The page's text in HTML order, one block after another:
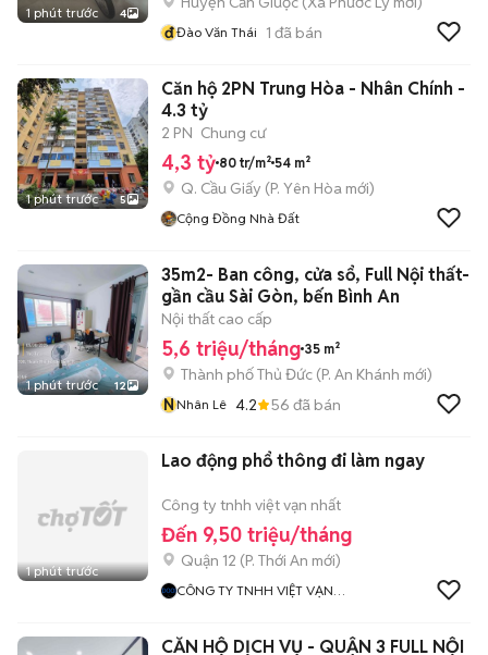
1 phút trước 4
đĐào Văn Thái 1 đã bán
1 phút trước 5
Căn hộ 2PN Trung Hòa - Nhân Chính -
4.3 tỷ
2 PN Chung cư
4,3 tỷ 80 tr/m² 54 m²
Q. Cầu Giấy (P. Yên Hòa mới)
Cộng Đồng Nhà Đất
1 phút trước 12
35m2- Ban công, cửa sổ, Full Nội thất-
gần cầu Sài Gòn, bến Bình An
Nội thất cao cấp
5,6 triệu/tháng 35 m²
Thành phố Thủ Đức (P. An Khánh mới)
NNhân Lê 4.2 56 đã bán
1 phút trước
Lao động phổ thông đi làm ngay
Công ty tnhh việt vạn nhất
Đến 9,50 triệu/tháng
Quận 12 (P. Thới An mới)
CÔNG TY TNHH VIỆT VẠN
CĂN HỘ DỊCH VỤ - QUẬN 3 FULL NỘI